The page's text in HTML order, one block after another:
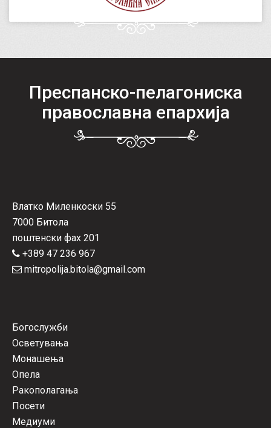
Преспанско-пелагониска
православна епархија
Влатко Миленкоски 55
7000 Битола
поштенски фах 201
+389 47 236 967
mitropolija.bitola@gmail.com
Богослужби
Осветувања
Монашења
Опела
Ракополагања
Посети
Медиуми